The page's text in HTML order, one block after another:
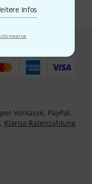
Infos
Vorkasse, PayPal,
, Klarna Ratenzahlung